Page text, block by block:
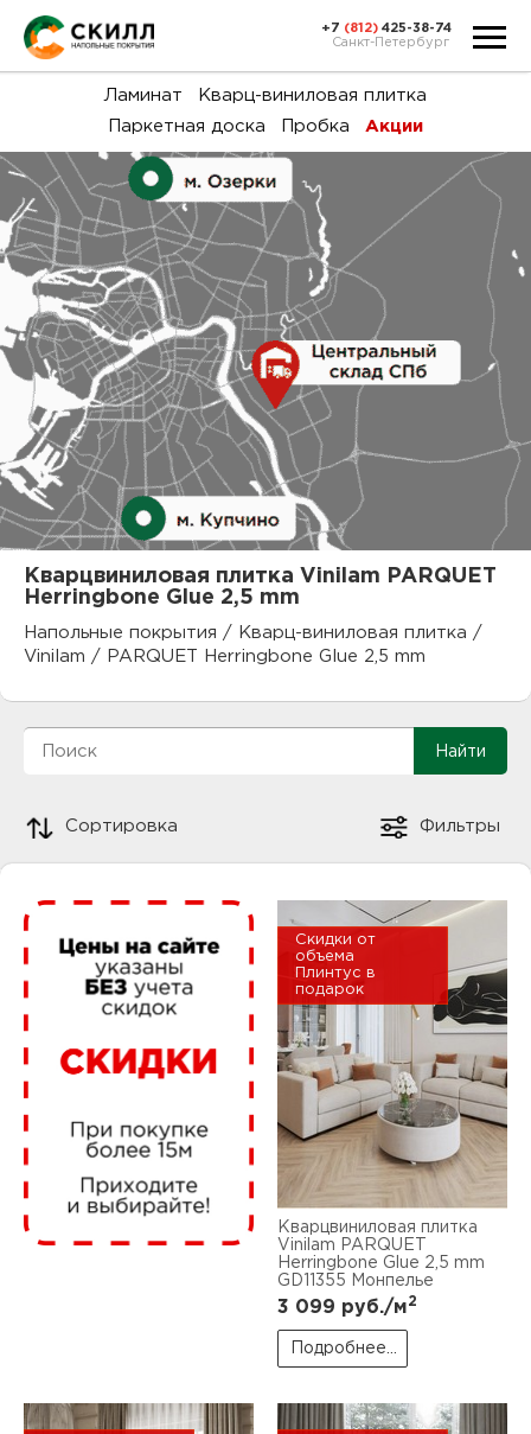
и
с
+7 (812) 425-38-74
Санкт-Петербург
Ламинат
Кварц-виниловая плитка
Паркетная доска
Пробка Акции
Кварцвиниловая плитка Vinilam PARQUET
Herringbone Glue 2,5 mm
Напольные покрытия / Кварц-виниловая плитка /
Vinilam / PARQUET Herringbone Glue 2,5 mm
Сортировка Фильтры
Скидки от
объема
Плинтус в
подарок
Кварцвиниловая плитка
Vinilam PARQUET
Herringbone Glue 2,5 mm
GD11355 Монпелье
3 099 руб./м2
Подробнее...